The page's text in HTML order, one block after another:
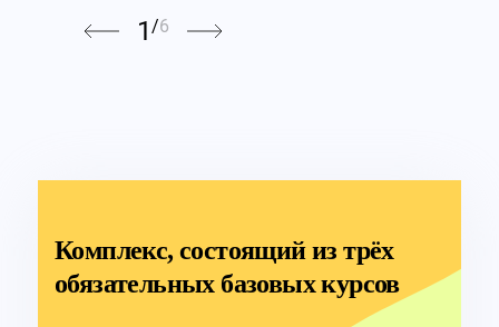
1 /6
Комплекс, состоящий из трёх
обязательных базовых курсов